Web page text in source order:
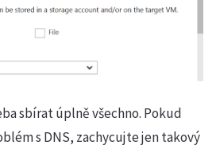
sbírat úplně všechno. Pokud
s DNS, zachycujte jen takový